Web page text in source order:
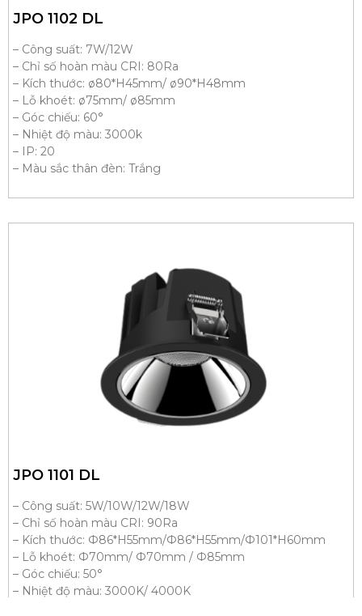
JPO 1102 DL
– Công suất: 7W/12W
– Chỉ số hoàn màu CRI: 80Ra
– Kích thước: ø80*H45mm/ ø90*H48mm
– Lỗ khoét: ø75mm/ ø85mm
– Góc chiếu: 60°
– Nhiệt độ màu: 3000k
– IP: 20
– Màu sắc thân đèn: Trắng
JPO 1101 DL
– Công suất: 5W/10W/12W/18W
– Chỉ số hoàn màu CRI: 90Ra
– Kích thước: Ф86*H55mm/Ф86*H55mm/Ф101*H60mm
– Lỗ khoét: Ф70mm/ Ф70mm / Ф85mm
– Góc chiếu: 50°
– Nhiệt độ màu: 3000K/ 4000K